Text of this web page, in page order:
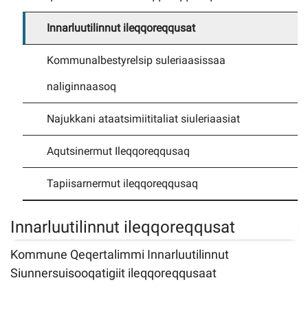
Imminut kiffartuunneq
Pilersaarutinut isaavik
Piffissamik inniminniineq
Innarluutilinnut ileqqoreqqusat
Kommunalbestyrelsip suleriaasissaa
naliginnaasoq
Najukkani ataatsimiititaliat siuleriaasiat
Aqutsinermut Ileqqoreqqusaq
Tapiisarnermut ileqqoreqqusaq
Innarluutilinnut ileqqoreqqusat
Kommune Qeqertalimmi Innarluutilinnut
Siunnersuisooqatigiit ileqqoreqqusaat